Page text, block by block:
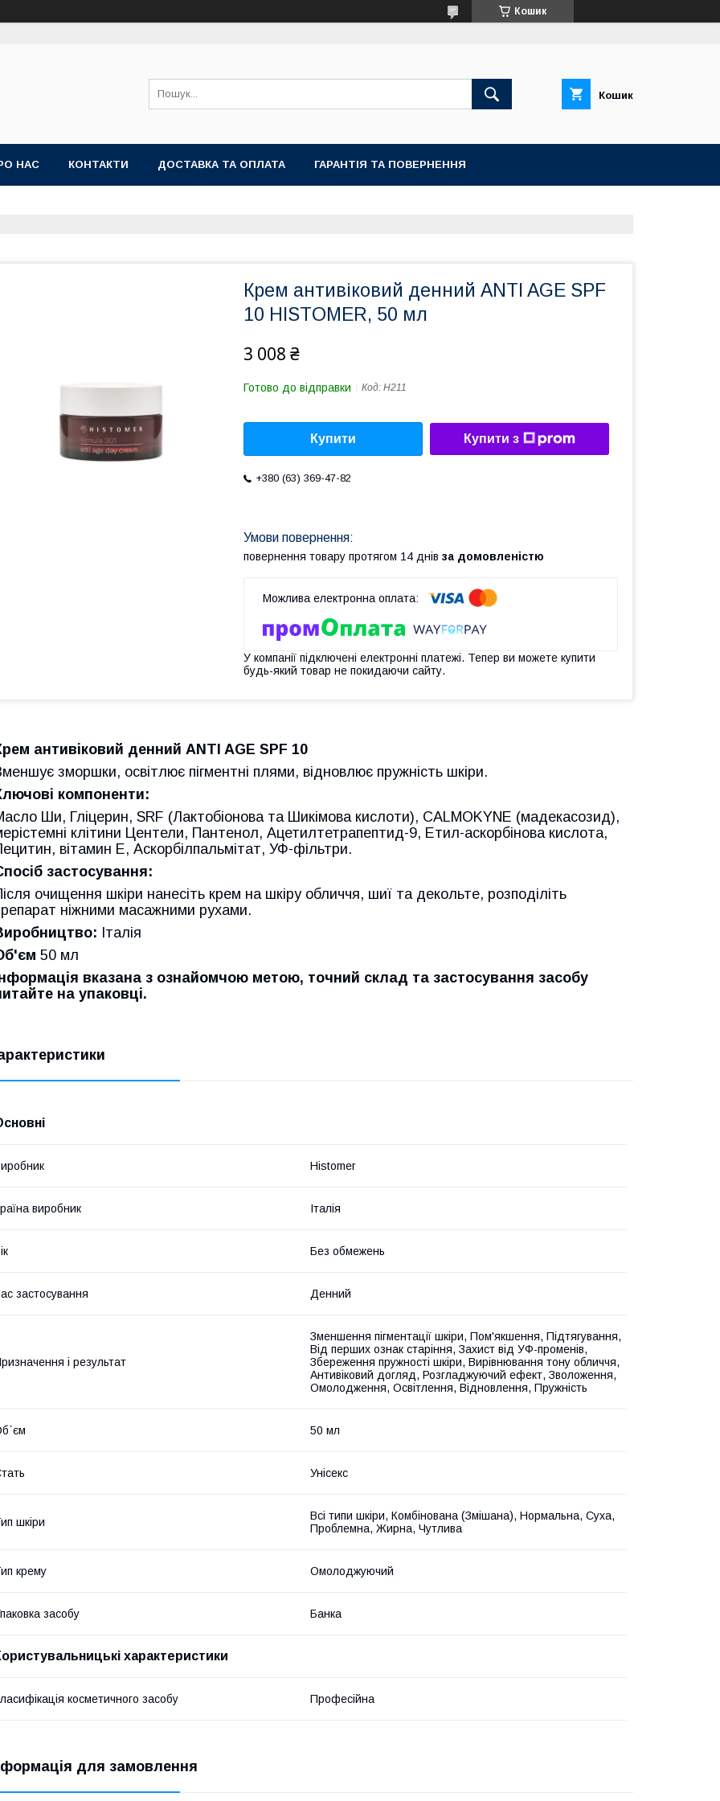
Кошик
Кошик
НАС КОНТАКТИ ДОСТАВКА ТА ОПЛАТА ГАРАНТІЯ ТА ПОВЕРНЕННЯ
Крем антивіковий денний ANTI AGE SPF
10 HISTOMER, 50 мл
3 008 ₴
Готово до відправки Код: H211
Купити Купити з
+380 (63) 369-47-82
повернення товару протягом 14 днів за домовленістю
У компанії підключені електронні платежі. Тепер ви можете купити
будь-який товар не покидаючи сайту.
антивіковий денний ANTI AGE SPF 10
зморшки, освітлює пігментні плями, відновлює пружність шкіри.
компоненти:
Ши, Гліцерин, SRF (Лактобіонова та Шикімова кислоти), CALMOKYNE (мадекасозид),
клітини Центели, Пантенол, Ацетилтетрапептид-9, Етил-аскорбінова кислота,
вітамин Е, Аскорбілпальмітат, УФ-фільтри.
застосування:
очищення шкіри нанесіть крем на шкіру обличчя, шиї та декольте, розподіліть
ніжними масажними рухами.
Італія
50 мл
вказана з ознайомчою метою, точний склад та застосування засобу
на упаковці.
Histomer
виробник Італія
Без обмежень
застосування Денний
і результат
Зменшення пігментації шкіри, Пом'якшення, Підтягування,
Від перших ознак старіння, Захист від УФ-променів,
Збереження пружності шкіри, Вирівнювання тону обличчя,
Антивіковий догляд, Розгладжуючий ефект, Зволоження,
Омолодження, Освітлення, Відновлення, Пружність
50 мл
Унісекс
шкіри
Всі типи шкіри, Комбінована (Змішана), Нормальна, Суха,
Проблемна, Жирна, Чутлива
крему Омолоджуючий
засобу Банка
характеристики
косметичного засобу Професійна
для замовлення